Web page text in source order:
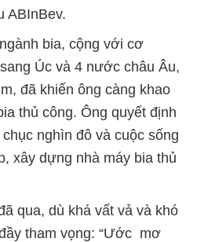
ABInBev.
bia, cộng với cơ
Úc và 4 nước châu Âu,
đã khiến ông càng khao
thủ công. Ông quyết định
nghìn đô và cuộc sống
xây dựng nhà máy bia thủ
qua, dù khá vất vả và khó
tham vọng: “Ước mơ